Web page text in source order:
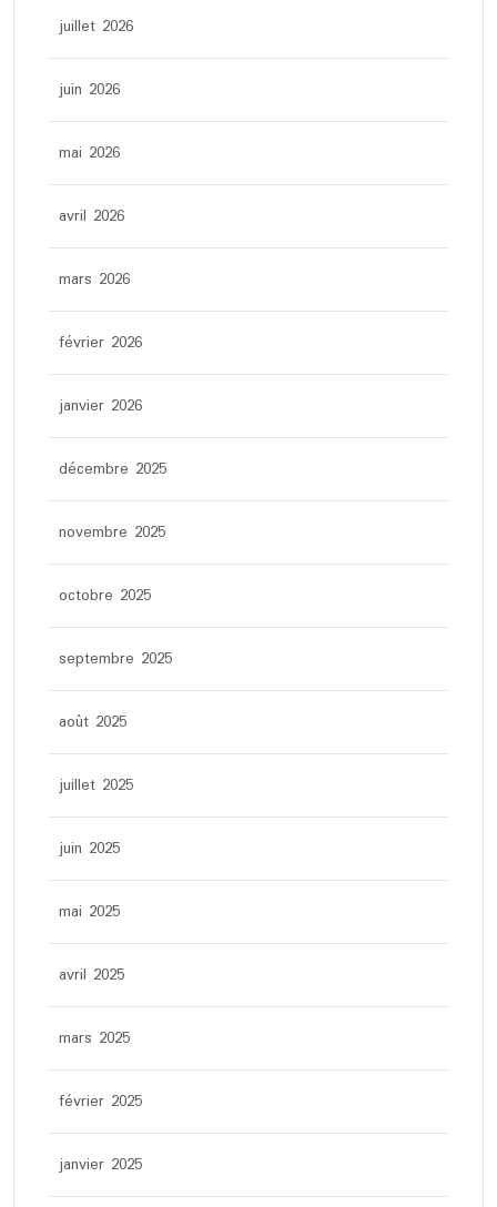
juillet 2026
juin 2026
mai 2026
avril 2026
mars 2026
février 2026
janvier 2026
décembre 2025
novembre 2025
octobre 2025
septembre 2025
août 2025
juillet 2025
juin 2025
mai 2025
avril 2025
mars 2025
février 2025
janvier 2025